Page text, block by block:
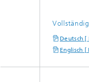
Deutsch [
Englisch [